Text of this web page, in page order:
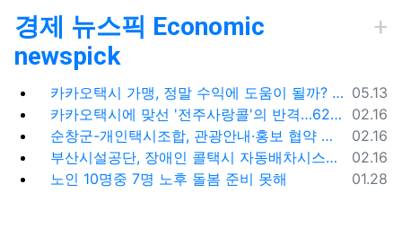
경제 뉴스픽 Economic
newspick
등록일
05.13
카카오택시 가맹, 정말 수익에 도움이 될까? '봉이 김선달'식 수수료의 진실
등록일
02.16
카카오택시에 맞선 '전주사랑콜'의 반격…62% 가입해 순항
등록일
02.16
순창군-개인택시조합, 관광안내·홍보 협약 체결
등록일
02.16
부산시설공단, 장애인 콜택시 자동배차시스템 시범 운영
등록일
01.28
노인 10명중 7명 노후 돌봄 준비 못해